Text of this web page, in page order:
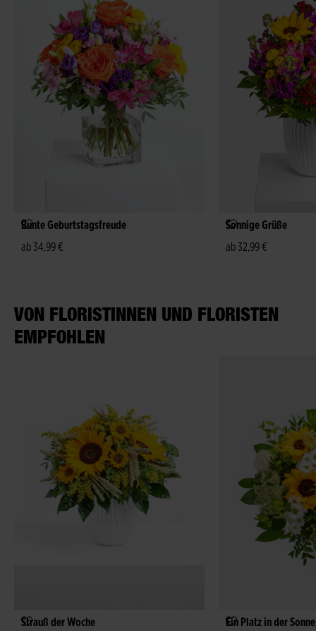
Bunte Geburtstagsfreude
ab 34,99 €
Sonnige Grüße
ab 32,99 €
VON FLORISTINNEN UND FLORISTEN
EMPFOHLEN
Strauß der Woche
Ein Platz in der Sonne